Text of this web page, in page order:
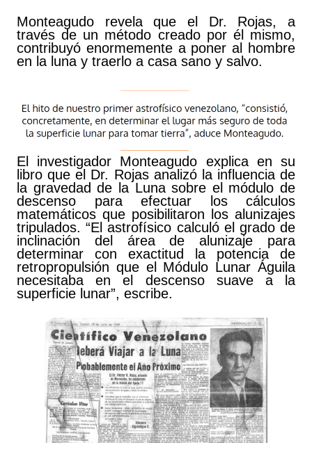
Monteagudo revela que el Dr. Rojas, a
través de un método creado por él mismo,
contribuyó enormemente a poner al hombre
en la luna y traerlo a casa sano y salvo.
El investigador Monteagudo explica en su
libro que el Dr. Rojas analizó la influencia de
la gravedad de la Luna sobre el módulo de
descenso para efectuar los cálculos
matemáticos que posibilitaron los alunizajes
tripulados. “El astrofísico calculó el grado de
inclinación del área de alunizaje para
determinar con exactitud la potencia de
retropropulsión que el Módulo Lunar Águila
necesitaba en el descenso suave a la
superficie lunar”, escribe.